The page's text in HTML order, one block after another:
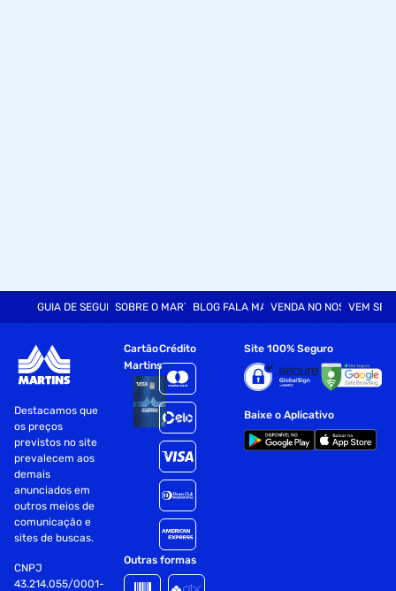
GUIA DE SEGURANÇASOBRE O MARTINSBLOG FALA MARTVENDA NO NOSSO SITE
VEM SER
Destacamos que
os preços
previstos no site
prevalecem aos
demais
anunciados em
outros meios de
comunicação e
sites de buscas.
CNPJ
43.214.055/0001-
Cartão
Martins
Crédito
Outras formas
Site 100% Seguro
Baixe o Aplicativo